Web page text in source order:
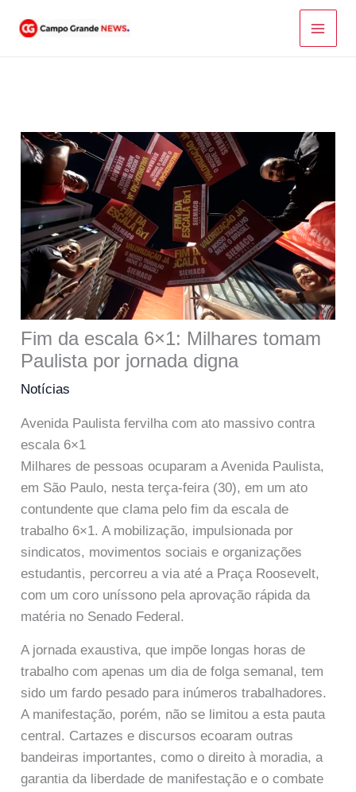
para
Fim da escala 6×1: Milhares tomam
Paulista por jornada digna
Notícias
Avenida Paulista fervilha com ato massivo contra
escala 6×1
Milhares de pessoas ocuparam a Avenida Paulista,
em São Paulo, nesta terça-feira (30), em um ato
contundente que clama pelo fim da escala de
trabalho 6×1. A mobilização, impulsionada por
sindicatos, movimentos sociais e organizações
estudantis, percorreu a via até a Praça Roosevelt,
com um coro uníssono pela aprovação rápida da
matéria no Senado Federal.
A jornada exaustiva, que impõe longas horas de
trabalho com apenas um dia de folga semanal, tem
sido um fardo pesado para inúmeros trabalhadores.
A manifestação, porém, não se limitou a esta pauta
central. Cartazes e discursos ecoaram outras
bandeiras importantes, como o direito à moradia, a
garantia da liberdade de manifestação e o combate